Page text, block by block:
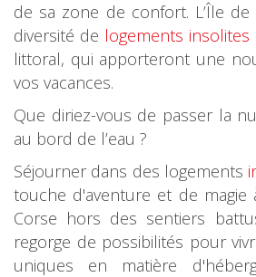
de sa zone de confort. L’Île
diversité de logements insolites
littoral, qui apporteront une
vos vacances.
Que diriez-vous de passer la
au bord de l’eau ?
Séjourner dans des logements
touche d'aventure et de magie
Corse hors des sentiers
regorge de possibilités pour
uniques en matière